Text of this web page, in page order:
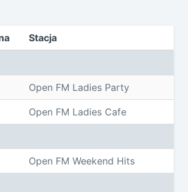
Stacja
Open FM Ladies Party
Open FM Ladies Cafe
Open FM Weekend Hits